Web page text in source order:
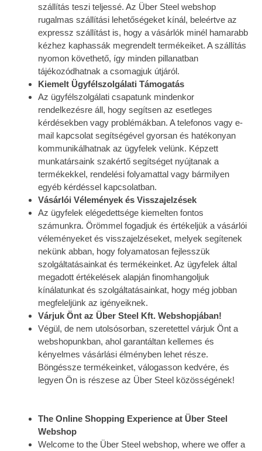
szállítás teszi teljessé. Az Über Steel webshop
rugalmas szállítási lehetőségeket kínál, beleértve az
expressz szállítást is, hogy a vásárlók minél hamarabb
kézhez kaphassák megrendelt termékeiket. A szállítás
nyomon követhető, így minden pillanatban
tájékozódhatnak a csomagjuk útjáról.
Kiemelt Ügyfélszolgálati Támogatás
Az ügyfélszolgálati csapatunk mindenkor
rendelkezésre áll, hogy segítsen az esetleges
kérdésekben vagy problémákban. A telefonos vagy e-
mail kapcsolat segítségével gyorsan és hatékonyan
kommunikálhatnak az ügyfelek velünk. Képzett
munkatársaink szakértő segítséget nyújtanak a
termékekkel, rendelési folyamattal vagy bármilyen
egyéb kérdéssel kapcsolatban.
Vásárlói Vélemények és Visszajelzések
Az ügyfelek elégedettsége kiemelten fontos
számunkra. Örömmel fogadjuk és értékeljük a vásárlói
véleményeket és visszajelzéseket, melyek segítenek
nekünk abban, hogy folyamatosan fejlesszük
szolgáltatásainkat és termékeinket. Az ügyfelek által
megadott értékelések alapján finomhangoljuk
kínálatunkat és szolgáltatásainkat, hogy még jobban
megfeleljünk az igényeiknek.
Várjuk Önt az Über Steel Kft. Webshopjában!
Végül, de nem utolsósorban, szeretettel várjuk Önt a
webshopunkban, ahol garantáltan kellemes és
kényelmes vásárlási élményben lehet része.
Böngéssze termékeinket, válogasson kedvére, és
legyen Ön is részese az Über Steel közösségének!
The Online Shopping Experience at Über Steel
Webshop
Welcome to the Über Steel webshop, where we offer a